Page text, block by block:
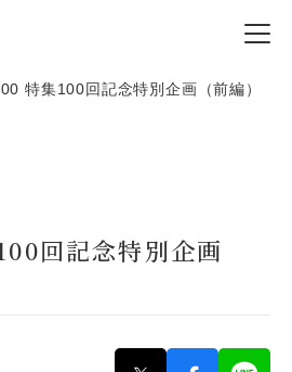
特集100回記念特別企画（前編）
回記念特別企画